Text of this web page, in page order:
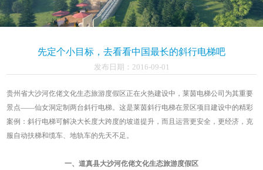
先定个小目标，去看看中国最长的斜行电梯吧
发布日期：2016-09-01
贵州省大沙河仡佬文化生态旅游度假区正在火热建设中，莱茵电梯公司为其重要
景点——仙女洞定制两台斜行电梯。这是莱茵斜行电梯在景区项目建设中的精彩
案例：斜行电梯可解决大长度大跨度的坡道提升，而且运营更安全，更经济，克
服自动扶梯和缆车、地轨车的先天不足。
一、道真县大沙河仡佬文化生态旅游度假区